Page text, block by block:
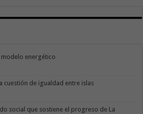
energético
cuestión de igualdad entre islas
social que sostiene el progreso de La